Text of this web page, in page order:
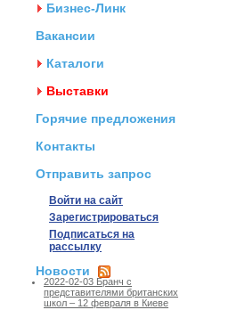
Бизнес-Линк
Вакансии
Каталоги
Выставки
Горячие предложения
Контакты
Отправить запрос
Войти на сайт
Зарегистрироваться
Подписаться на
рассылку
Новости
2022-02-03 Бранч с
представителями британских
школ – 12 февраля в Киеве